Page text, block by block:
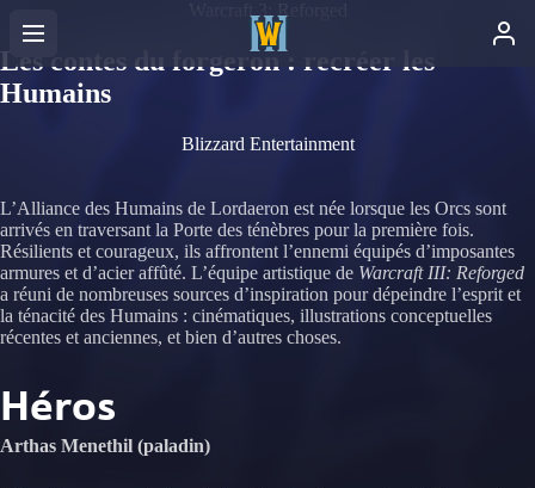
Les contes du forgeron : recréer les
Humains
Blizzard Entertainment
L’Alliance des Humains de Lordaeron est née lorsque les Orcs sont
arrivés en traversant la Porte des ténèbres pour la première fois.
Résilients et courageux, ils affrontent l’ennemi équipés d’imposantes
armures et d’acier affûté. L’équipe artistique de Warcraft III: Reforged
a réuni de nombreuses sources d’inspiration pour dépeindre l’esprit et
la ténacité des Humains : cinématiques, illustrations conceptuelles
récentes et anciennes, et bien d’autres choses.
Héros
Arthas Menethil (paladin)